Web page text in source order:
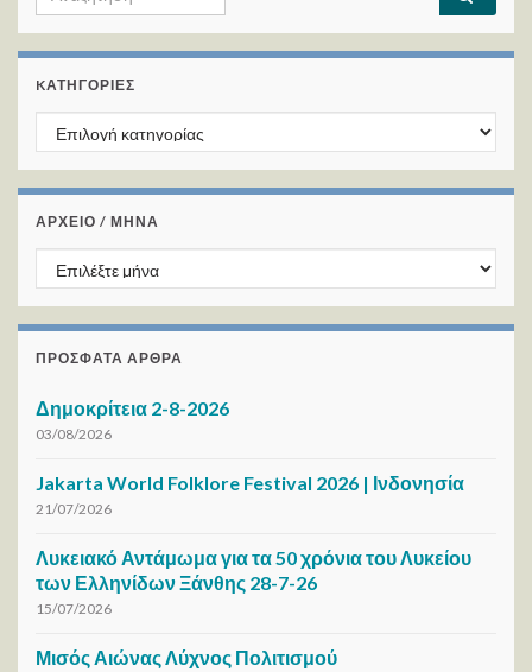
KΑΤΗΓΟΡΊΕΣ
Kατηγορίες
ΑΡΧΕΙΟ / ΜΗΝΑ
ΑΡΧΕΙΟ / ΜΗΝΑ
ΠΡΌΣΦΑΤΑ ΆΡΘΡΑ
Δημοκρίτεια 2-8-2026
03/08/2026
Jakarta World Folklore Festival 2026 | Ινδονησία
21/07/2026
Λυκειακό Αντάμωμα για τα 50 χρόνια του Λυκείου
των Ελληνίδων Ξάνθης 28-7-26
15/07/2026
Μισός Αιώνας Λύχνος Πολιτισμού